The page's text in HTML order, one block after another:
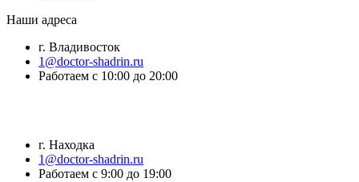
Наши адреса
г. Владивосток
1@doctor-shadrin.ru
Работаем с 10:00 до 20:00
г. Находка
1@doctor-shadrin.ru
Работаем с 9:00 до 19:00